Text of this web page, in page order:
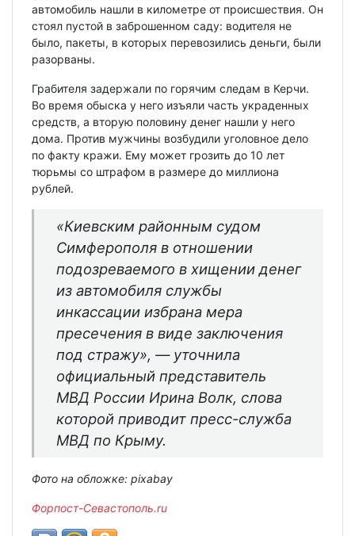
автомобиль нашли в километре от происшествия. Он
стоял пустой в заброшенном саду: водителя не
было, пакеты, в которых перевозились деньги, были
разорваны.
Грабителя задержали по горячим следам в Керчи.
Во время обыска у него изъяли часть украденных
средств, а вторую половину денег нашли у него
дома. Против мужчины возбудили уголовное дело
по факту кражи. Ему может грозить до 10 лет
тюрьмы со штрафом в размере до миллиона
рублей.
«Киевским районным судом
Симферополя в отношении
подозреваемого в хищении денег
из автомобиля службы
инкассации избрана мера
пресечения в виде заключения
под стражу», — уточнила
официальный представитель
МВД России Ирина Волк, слова
которой приводит пресс-служба
МВД по Крыму.
Фото на обложке: pixabay
Форпост-Севастополь.ru